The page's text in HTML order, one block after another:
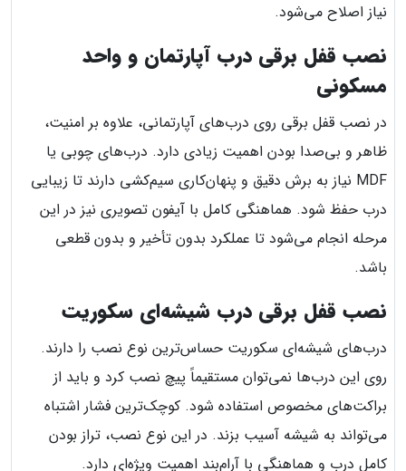
نیاز اصلاح می‌شود.
نصب قفل برقی درب آپارتمان و واحد
مسکونی
در نصب قفل برقی روی درب‌های آپارتمانی، علاوه بر امنیت،
ظاهر و بی‌صدا بودن اهمیت زیادی دارد. درب‌های چوبی یا
MDF نیاز به برش دقیق و پنهان‌کاری سیم‌کشی دارند تا زیبایی
درب حفظ شود. هماهنگی کامل با آیفون تصویری نیز در این
مرحله انجام می‌شود تا عملکرد بدون تأخیر و بدون قطعی
باشد.
نصب قفل برقی درب شیشه‌ای سکوریت
درب‌های شیشه‌ای سکوریت حساس‌ترین نوع نصب را دارند.
روی این درب‌ها نمی‌توان مستقیماً پیچ نصب کرد و باید از
براکت‌های مخصوص استفاده شود. کوچک‌ترین فشار اشتباه
می‌تواند به شیشه آسیب بزند. در این نوع نصب، تراز بودن
کامل درب و هماهنگی با آرام‌بند اهمیت ویژه‌ای دارد.